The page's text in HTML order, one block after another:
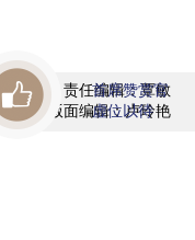
责任编辑：覃敏
版面编辑：卢玲艳
首席赞赏官
虚位以待